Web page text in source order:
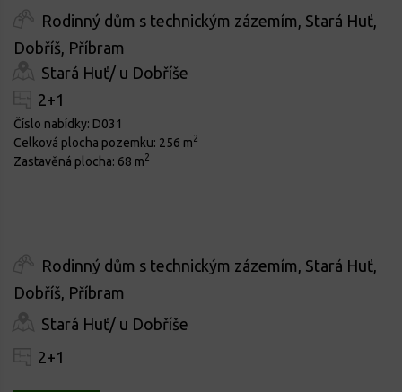
Rodinný dům s technickým zázemím, Stará Huť,
Dobříš, Příbram
Stará Huť/ u Dobříše
2+1
Číslo nabídky: D031
Celková plocha pozemku: 256 m2
Zastavěná plocha: 68 m2
Rodinný dům s technickým zázemím, Stará Huť,
Dobříš, Příbram
Stará Huť/ u Dobříše
2+1